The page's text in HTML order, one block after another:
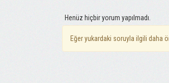
Henüz hiçbir yorum yapılmadı.
Eğer yukardaki soruyla ilgili daha